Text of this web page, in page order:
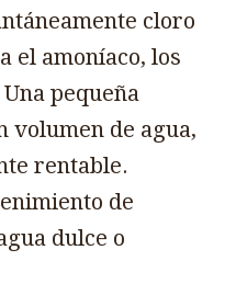
cloro
el amoníaco, los
pequeña
volumen de agua,
rentable.
de
dulce o